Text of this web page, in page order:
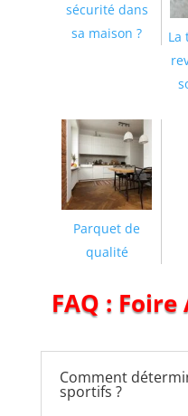
sécurité dans
sa maison ?
La
Parquet de
qualité
FAQ :
Comment
sportifs ?